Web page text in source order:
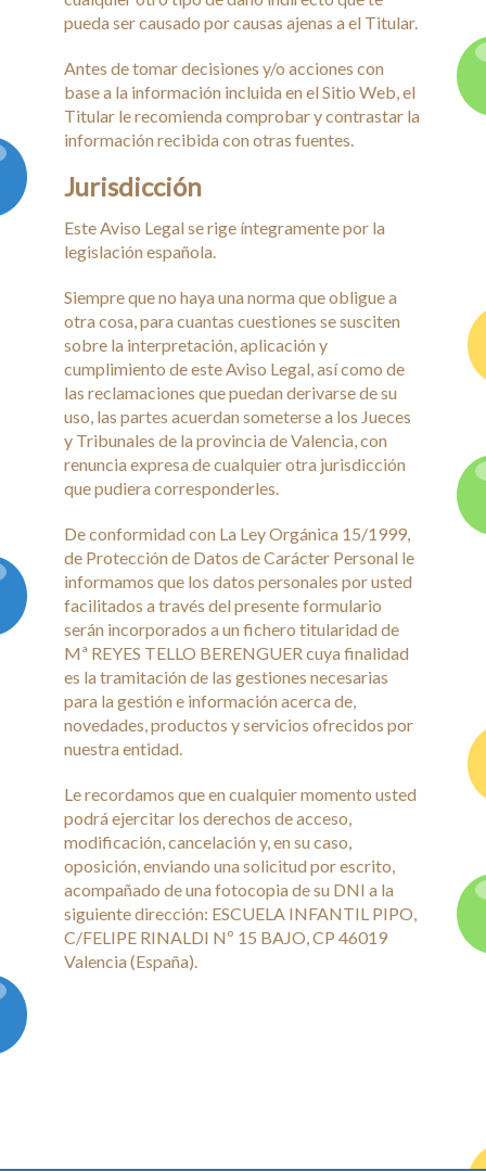
pueda ser causado por causas ajenas a el Titular.
Antes de tomar decisiones y/o acciones con
base a la información incluida en el Sitio Web, el
Titular le recomienda comprobar y contrastar la
información recibida con otras fuentes.
Jurisdicción
Este Aviso Legal se rige íntegramente por la
legislación española.
Siempre que no haya una norma que obligue a
otra cosa, para cuantas cuestiones se susciten
sobre la interpretación, aplicación y
cumplimiento de este Aviso Legal, así como de
las reclamaciones que puedan derivarse de su
uso, las partes acuerdan someterse a los Jueces
y Tribunales de la provincia de Valencia, con
renuncia expresa de cualquier otra jurisdicción
que pudiera corresponderles.
De conformidad con La Ley Orgánica 15/1999,
de Protección de Datos de Carácter Personal le
informamos que los datos personales por usted
facilitados a través del presente formulario
serán incorporados a un fichero titularidad de
Mª REYES TELLO BERENGUER cuya finalidad
es la tramitación de las gestiones necesarias
para la gestión e información acerca de,
novedades, productos y servicios ofrecidos por
nuestra entidad.
Le recordamos que en cualquier momento usted
podrá ejercitar los derechos de acceso,
modificación, cancelación y, en su caso,
oposición, enviando una solicitud por escrito,
acompañado de una fotocopia de su DNI a la
siguiente dirección: ESCUELA INFANTIL PIPO,
C/FELIPE RINALDI Nº 15 BAJO, CP 46019
Valencia (España).